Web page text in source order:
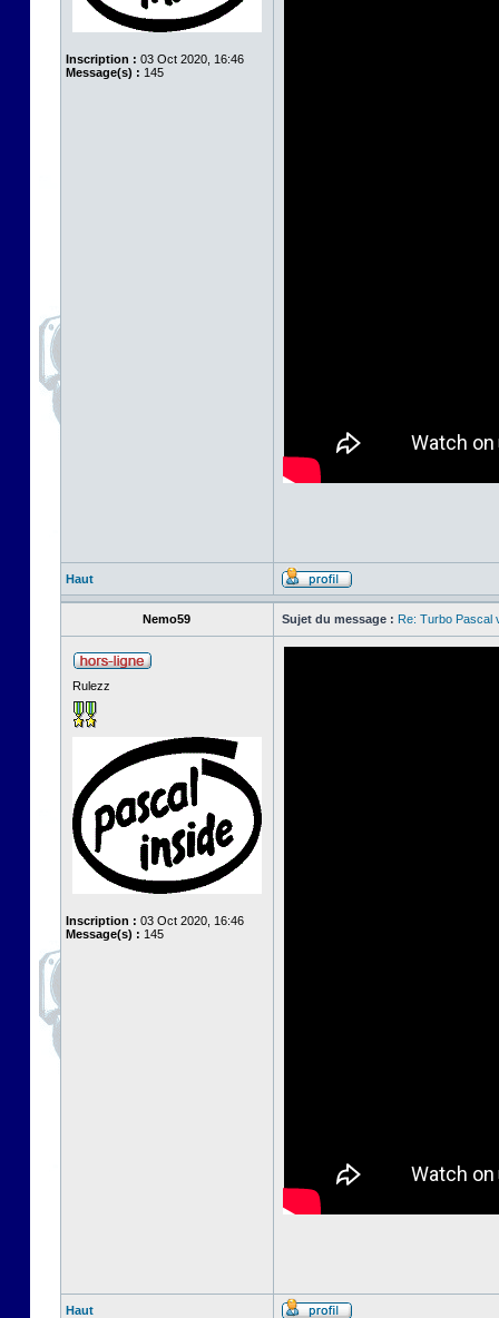
Inscription : 03 Oct 2020, 16:46
Message(s) : 145
Haut
Nemo59 Sujet du message : Re: Turbo Pascal
Rulezz
Inscription : 03 Oct 2020, 16:46
Message(s) : 145
Haut